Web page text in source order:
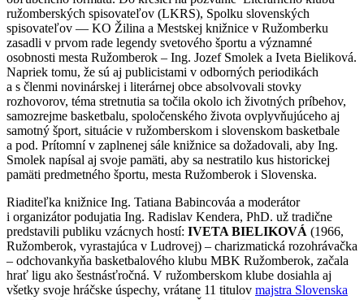
ružomberských spisovateľov (LKRS), Spolku slovenských
spisovateľov — KO Žilina a Mestskej knižnice v Ružomberku
zasadli v prvom rade legendy svetového športu a významné
osobnosti mesta Ružomberok – Ing. Jozef Smolek a Iveta Bieliková.
Napriek tomu, že sú aj publicistami v odborných periodikách
a s členmi novinárskej i literárnej obce absolvovali stovky
rozhovorov, téma stretnutia sa točila okolo ich životných príbehov,
samozrejme basketbalu, spoločenského života ovplyvňujúceho aj
samotný šport, situácie v ružomberskom i slovenskom basketbale
a pod. Prítomní v zaplnenej sále knižnice sa dožadovali, aby Ing.
Smolek napísal aj svoje pamäti, aby sa nestratilo kus historickej
pamäti predmetného športu, mesta Ružomberok i Slovenska.
Riaditeľka knižnice Ing. Tatiana Babincováa a moderátor
i organizátor podujatia Ing. Radislav Kendera, PhD. už tradične
predstavili publiku vzácnych hostí: IVETA BIELIKOVÁ (1966,
Ružomberok, vyrastajúca v Ludrovej) – charizmatická rozohrávačka
– odchovankyňa basketbalového klubu MBK Ružomberok, začala
hrať ligu ako šestnásťročná. V ružomberskom klube dosiahla aj
všetky svoje hráčske úspechy, vrátane 11 titulov majstra Slovenska